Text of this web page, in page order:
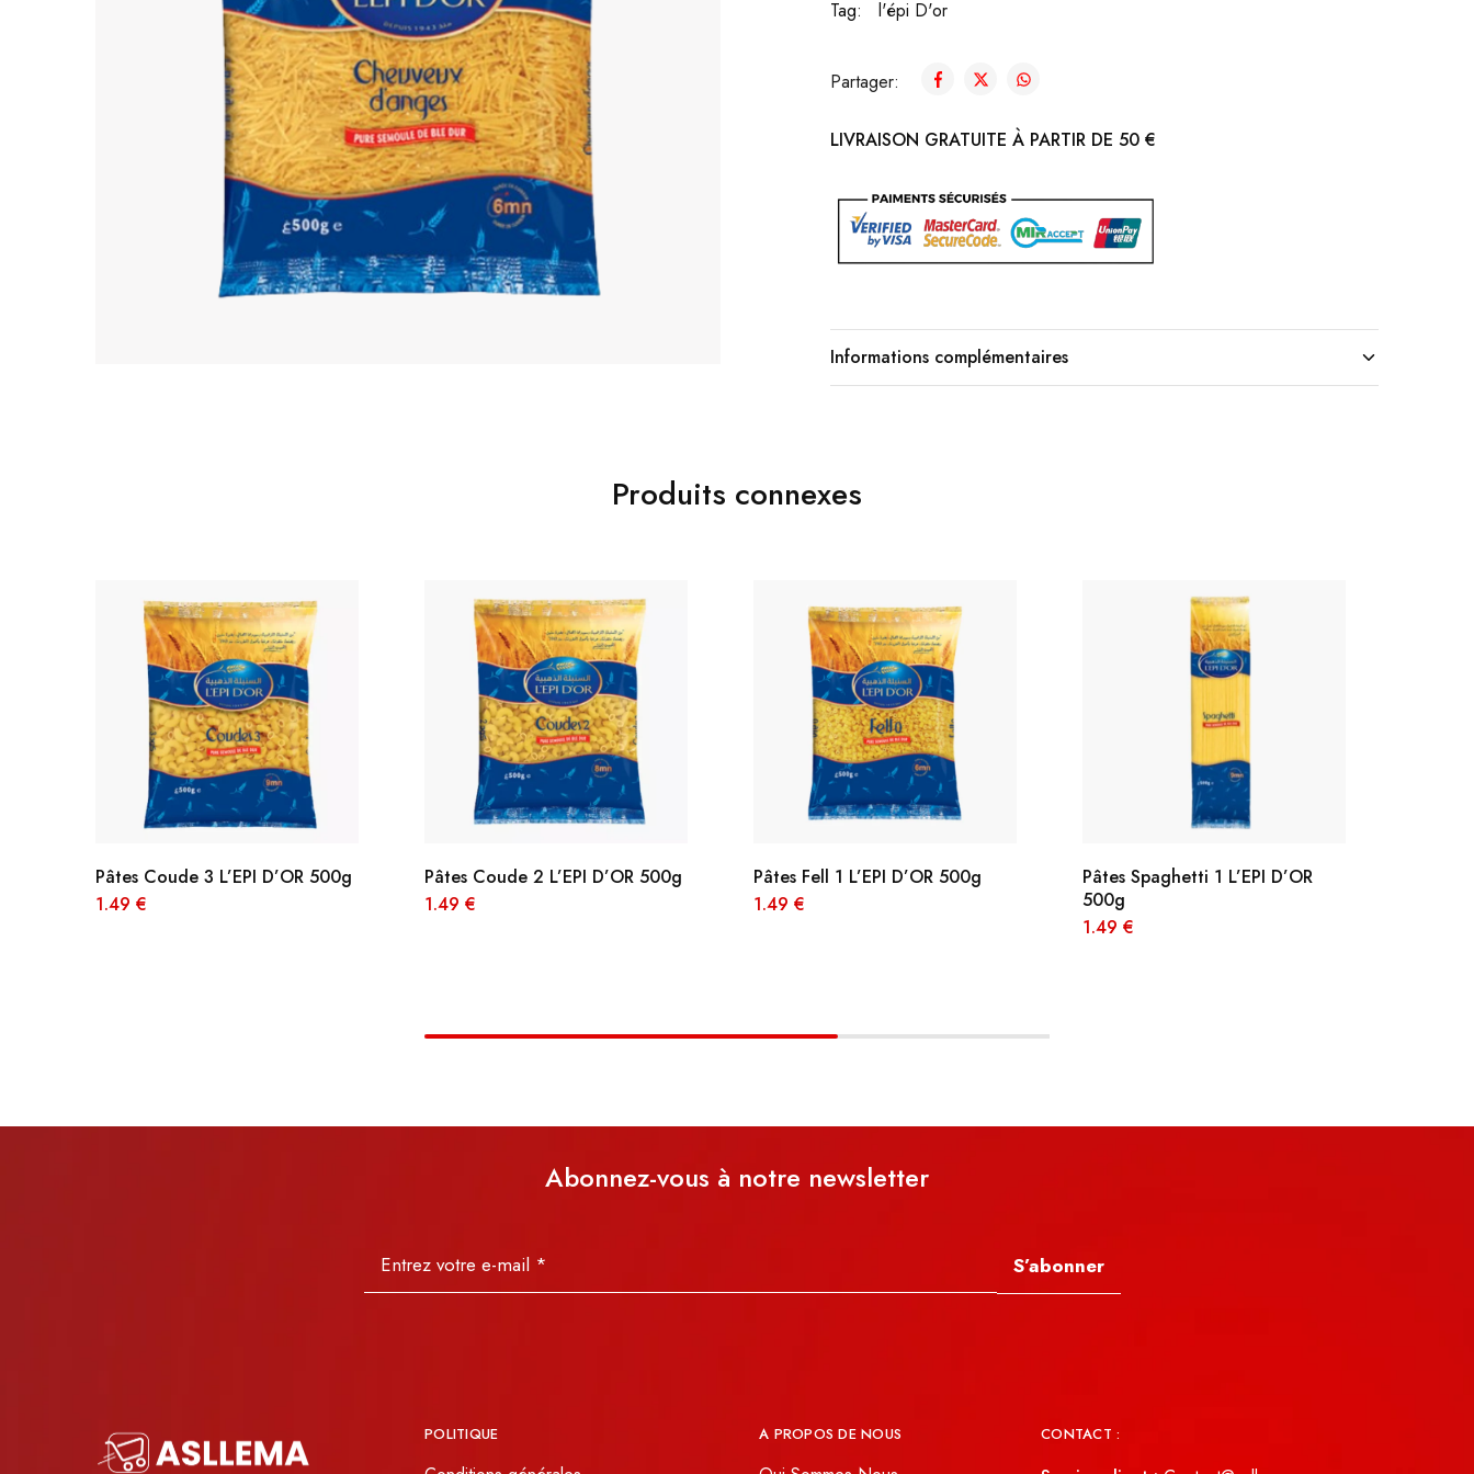
Tag:
l'épi D'or
Partager:
LIVRAISON GRATUITE À PARTIR DE 50 €
Informations complémentaires
Produits connexes
Pâtes Coude 3 L’EPI D’OR 500g
1.49 €
Pâtes Coude 2 L’EPI D’OR 500g
1.49 €
Pâtes Fell 1 L’EPI D’OR 500g
1.49 €
Pâtes Spaghetti 1 L’EPI D’OR
500g
1.49 €
Abonnez-vous à notre newsletter
S’abonner
POLITIQUE A PROPOS DE NOUS CONTACT :